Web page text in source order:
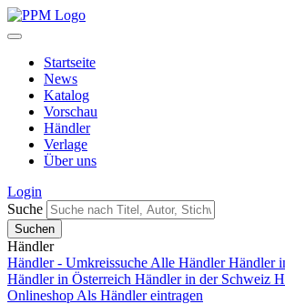
Startseite
News
Katalog
Vorschau
Händler
Verlage
Über uns
Login
Suche
Händler
Händler - Umkreissuche Alle HändlerHändler
Händler in Österreich Händler in der Schweiz
Onlineshop Als Händler eintragen